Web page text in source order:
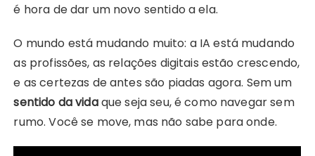
é hora de dar um novo sentido a ela.
O mundo está mudando muito: a IA está mudando
as profissões, as relações digitais estão crescendo,
e as certezas de antes são piadas agora. Sem um
sentido da vidaque seja seu, é como navegar sem
rumo. Você se move, mas não sabe para onde.